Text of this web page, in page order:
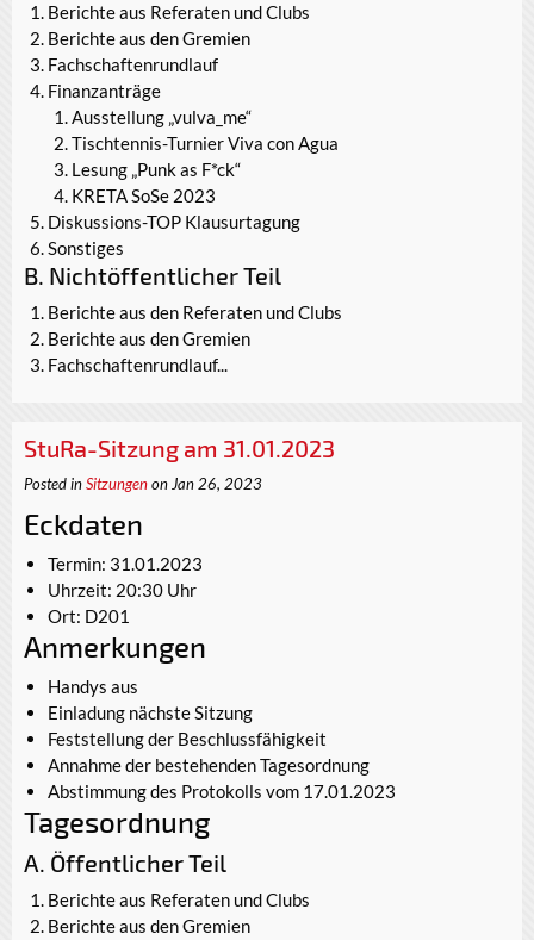
Berichte aus Referaten und Clubs
Berichte aus den Gremien
Fachschaftenrundlauf
Finanzanträge
Ausstellung „vulva_me“
Tischtennis-Turnier Viva con Agua
Lesung „Punk as F*ck“
KRETA SoSe 2023
Diskussions-TOP Klausurtagung
Sonstiges
B. Nichtöffentlicher Teil
Berichte aus den Referaten und Clubs
Berichte aus den Gremien
Fachschaftenrundlauf...
StuRa-Sitzung am 31.01.2023
Posted inSitzungenon Jan 26, 2023
Eckdaten
Termin: 31.01.2023
Uhrzeit: 20:30 Uhr
Ort: D201
Anmerkungen
Handys aus
Einladung nächste Sitzung
Feststellung der Beschlussfähigkeit
Annahme der bestehenden Tagesordnung
Abstimmung des Protokolls vom 17.01.2023
Tagesordnung
A. Öffentlicher Teil
Berichte aus Referaten und Clubs
Berichte aus den Gremien